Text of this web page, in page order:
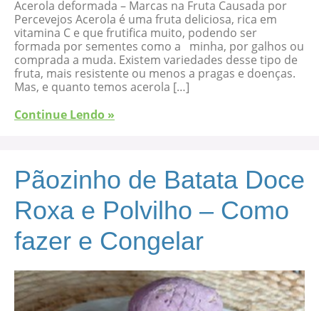
Acerola deformada – Marcas na Fruta Causada por
Percevejos Acerola é uma fruta deliciosa, rica em
vitamina C e que frutifica muito, podendo ser
formada por sementes como a minha, por galhos ou
comprada a muda. Existem variedades desse tipo de
fruta, mais resistente ou menos a pragas e doenças.
Mas, e quanto temos acerola […]
Continue Lendo »
Pãozinho de Batata Doce
Roxa e Polvilho – Como
fazer e Congelar